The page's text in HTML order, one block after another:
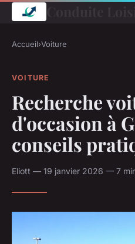
Accueil›Voiture
VOITURE
Recherche
d'occasion à
conseils
Eliott — 19 janvier 2026 — 7